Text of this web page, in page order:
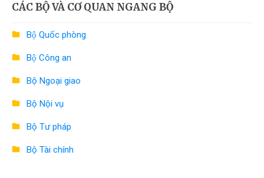
CÁC BỘ VÀ CƠ QUAN NGANG BỘ
Bộ Quốc phòng
Bộ Công an
Bộ Ngoại giao
Bộ Nội vụ
Bộ Tư pháp
Bộ Tài chính